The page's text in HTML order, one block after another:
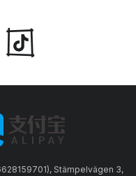
Stämpelvägen 3,